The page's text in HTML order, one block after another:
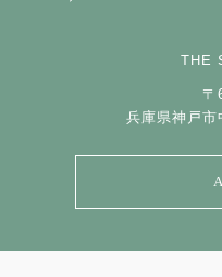
THE
〒
兵庫県神戸